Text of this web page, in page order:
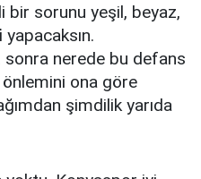
bir sorunu yeşil, beyaz,
yapacaksın.
sonra nerede bu defans
önlemini ona göre
şimdilik yarıda